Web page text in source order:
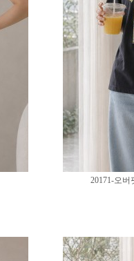
20171-오